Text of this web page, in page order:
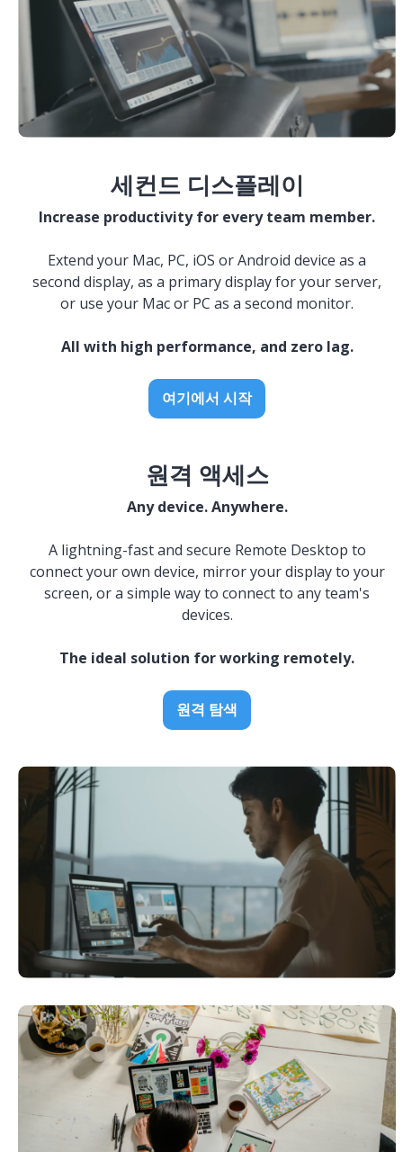
세컨드 디스플레이
Increase productivity for every team member.
Extend your Mac, PC, iOS or Android device as a
second display, as a primary display for your server,
or use your Mac or PC as a second monitor.
All with high performance, and zero lag.
여기에서 시작
원격 액세스
Any device. Anywhere.
A lightning-fast and secure Remote Desktop to
connect your own device, mirror your display to your
screen, or a simple way to connect to any team's
devices.
The ideal solution for working remotely.
원격 탐색